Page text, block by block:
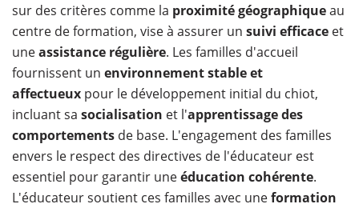
sur des critères comme la proximité géographiqueau
centre de formation, vise à assurer un suivi efficace et
uneassistance régulière. Les familles d'accueil
fournissent un environnement stable et
affectueux pour le développement initial du chiot,
incluant sa socialisation et l'apprentissage des
comportements de base. L'engagement des familles
envers le respect des directives de l'éducateur est
essentiel pour garantir uneéducation cohérente.
L'éducateur soutient ces familles avec uneformation